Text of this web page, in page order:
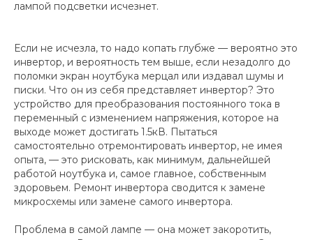
лампой подсветки исчезнет.
Если не исчезла, то надо копать глубже — вероятно это
инвертор, и вероятность тем выше, если незадолго до
поломки экран ноутбука мерцал или издавал шумы и
писки. Что он из себя представляет инвертор? Это
устройство для преобразования постоянного тока в
переменный с изменением напряжения, которое на
выходе может достигать 1.5кВ. Пытаться
самостоятельно отремонтировать инвертор, не имея
опыта, — это рисковать, как минимум, дальнейшей
работой ноутбука и, самое главное, собственным
здоровьем. Ремонт инвертора сводится к замене
микросхемы или замене самого инвертора.
Проблема в самой лампе — она может закоротить,